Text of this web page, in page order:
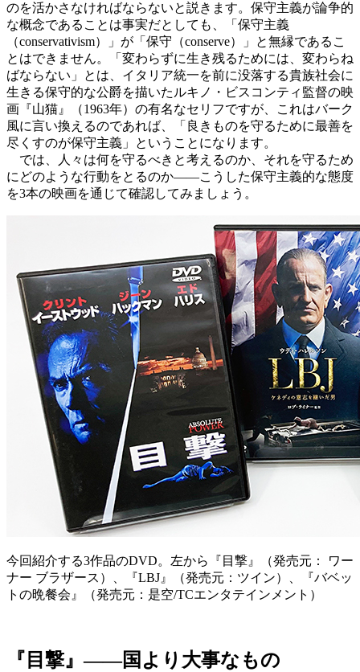
のを活かさなければならないと説きます。保守主義が論争的
な概念であることは事実だとしても、「保守主義
（conservativism）」が「保守（conserve）」と無縁であるこ
とはできません。「変わらずに生き残るためには、変わらね
ばならない」とは、イタリア統一を前に没落する貴族社会に
生きる保守的な公爵を描いたルキノ・ビスコンティ監督の映
画『山猫』（1963年）の有名なセリフですが、これはバーク
風に言い換えるのであれば、「良きものを守るために最善を
尽くすのが保守主義」ということになります。
では、人々は何を守るべきと考えるのか、それを守るため
にどのような行動をとるのか――こうした保守主義的な態度
を3本の映画を通じて確認してみましょう。
今回紹介する3作品のDVD。左から『目撃』（発売元： ワー
ナー ブラザース）、『LBJ』（発売元：ツイン）、『バベッ
トの晩餐会』（発売元：是空/TCエンタテインメント）
『目撃』――国より大事なもの